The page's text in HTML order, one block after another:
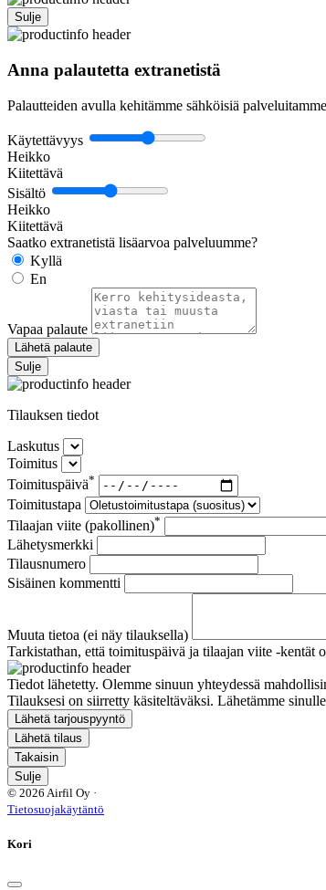
Sulje
Anna palautetta extranetistä
Palautteiden avulla kehitämme sähköisiä
Käytettävyys
Heikko
Kiitettävä
Sisältö
Heikko
Kiitettävä
Saatko extranetistä lisäarvoa palveluumme?
Kyllä
En
Vapaa palaute
Lähetä palaute
Sulje
Tilauksen tiedot
Laskutus
Toimitus
Toimituspäivä*
Toimitustapa
Tilaajan viite (pakollinen)*
Lähetysmerkki
Tilausnumero
Sisäinen kommentti
Muuta tietoa (ei näy tilauksella)
Tarkistathan, että toimituspäivä ja tilaajan viite -kentät
Tiedot lähetetty. Olemme sinuun yhteydessä
Tilauksesi on siirretty käsiteltäväksi. Lähetämme
Lähetä tarjouspyyntö
Lähetä tilaus
Takaisin
Sulje
© 2026 Airfil Oy ·
Tietosuojakäytäntö
Kori